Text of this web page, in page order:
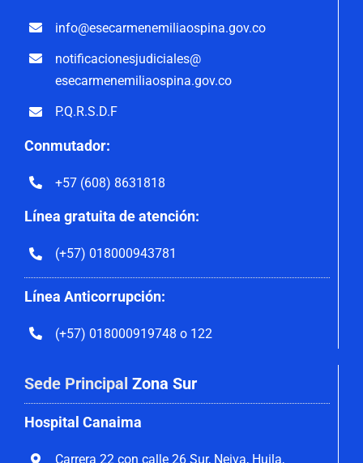
info@esecarmenemiliaospina.gov.co
notificacionesjudiciales@
esecarmenemiliaospina.gov.co
P.Q.R.S.D.F
Conmutador:
+57 (608) 8631818
Línea gratuita de atención:
(+57) 018000943781
Línea Anticorrupción:
(+57) 018000919748 o 122
Sede Principal Zona Sur
Hospital Canaima
Carrera 22 con calle 26 Sur, Neiva, Huila,